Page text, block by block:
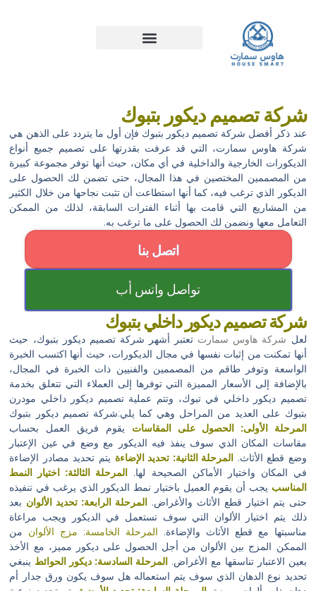
شركة تصميم ديكور بتبوك
عند ذكر أفضل شركة تصميم ديكور بتبوك فإن أول ما يتردد على الذهن هي
شركة هاوس سمارت، التي قد عرفت بقدرتها على تصميم جميع أنواع
الديكورات الخارجية والداخلية في أي مكان، حيث أنها توفر مجموعة كبيرة
من المصممين المختصين في هذا المجال، حتى تضمن لك الحصول على
الديكور الذي ترغب فيه، كما أنها استطاعت أن تثبت نجاحها من خلال الكثير
من المشاريع التي قامت بها أثناء الفترات السابقة، لذلك من الممكن
التعامل معها ونضمن لك الحصول على ما ترغب به.
اتصل بنا
تواصل واتس أب
شركة تصميم ديكور داخلي بتبوك
لعل شركة هاوس سمارت تعتبر أشهر شركة تصميم ديكور بتبوك، حيث
أنها تمكنت من إثبات نفسها في مجال الديكورات، حيث أنها اكتسب الخبرة
الواسعة وتوفر طاقم من المصممين والفنيين ذات الخبرة في المجال،
بالإضافة إلى الأسعار المميزة التي توفرها إلى العملاء التي تتعلق بخدمة
تصميم ديكور داخلي في تبوك، وتتم عملية تصميم ديكور داخلي مودرن
بتبوك على العديد من المراحل وهي كما يلي:شركة تصميم ديكور بتبوك
المرحلة الأولى: الحصول على المقاسات يقوم فريق العمل بحساب
مقاسات المكان الذي سوف ينفذ فيه الديكور مع وضع في عين الإعتبار
وضع قطع الأثاث. المرحلة الثانية: تحديد الإضاءة يتم تحديد مصادر الإضاءة
في المكان واختيار الأماكن الصحيحة لها. المرحلة الثالثة: اختيار النمط
المناسب يجب أن يقوم العميل باختيار نمط الديكور الذي يرغب في تنفيذه
حتى يتم اختيار قطع الأثاث والأغراض. المرحلة الرابعة: تحديد الألوان بعد
ذلك يتم اختيار الألوان التي سوف تستعمل في الديكور ويجب مراعاة
مناسبتها مع قطع الأثاث والإضاءة. المرحلة الخامسة: مزج الألوان من
الممكن المزج بين الألوان من أجل الحصول على ديكور مميز، مع الأخذ
بعين الاعتبار تناسقها مع الأغراض. المرحلة السادسة: ديكور الحوائط ينبغي
تحديد نوع الدهان الذي سوف يتم استعماله هل سوف يكون ورق جدار أم